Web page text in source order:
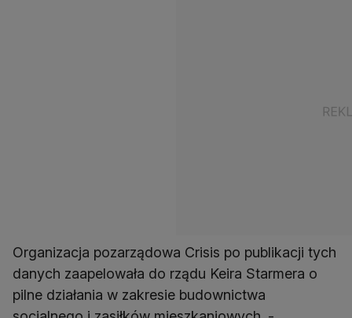
Organizacja pozarządowa Crisis po publikacji tych
danych zaapelowała do rządu Keira Starmera o
pilne działania w zakresie budownictwa